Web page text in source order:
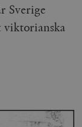
Sverige
viktorianska